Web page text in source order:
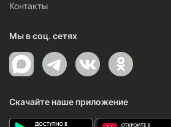
Контакты
Мы в соц. сетях
Скачайте наше приложение